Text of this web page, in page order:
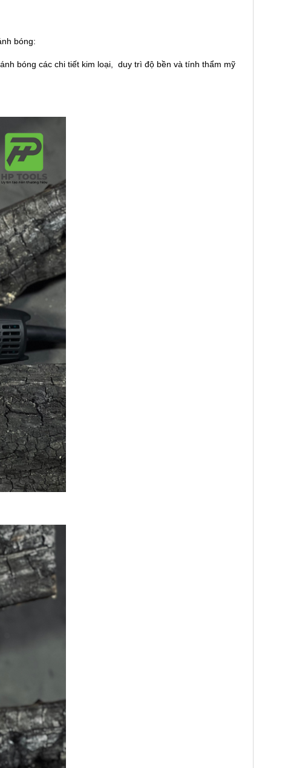
bóng:
bóng các chi tiết kim loại, duy trì độ bền và tính thẩm mỹ